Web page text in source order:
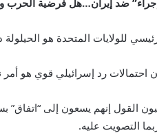
ضد إيران…هل فرضية الحرب
للولايات المتحدة هو
احتمالات رد إسرائيلي قوي هو أمر
القول إنهم يسعون إلى “اتفاق”
التصويت عليه.